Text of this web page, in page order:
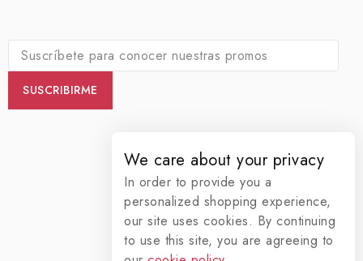
We care about your privacy
In order to provide you a
personalized shopping experience,
our site uses cookies. By continuing
to use this site, you are agreeing to